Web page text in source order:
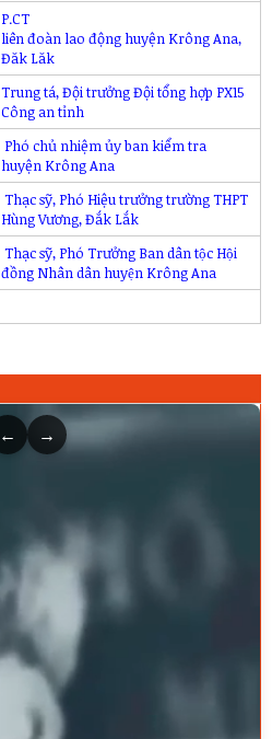
P.CT
liên đoàn lao động huyện Krông Ana,
Đăk Lăk
Trung tá, Đội trưởng Đội tổng hợp PX15
Công an tỉnh
Phó chủ nhiệm ủy ban kiểm tra
huyện Krông Ana
Thạc sỹ, Phó Hiệu trưởng trường THPT
Hùng Vương, Đắk Lắk
Thạc sỹ, Phó Trưởng Ban dân tộc Hội
đồng Nhân dân huyện Krông Ana
← →